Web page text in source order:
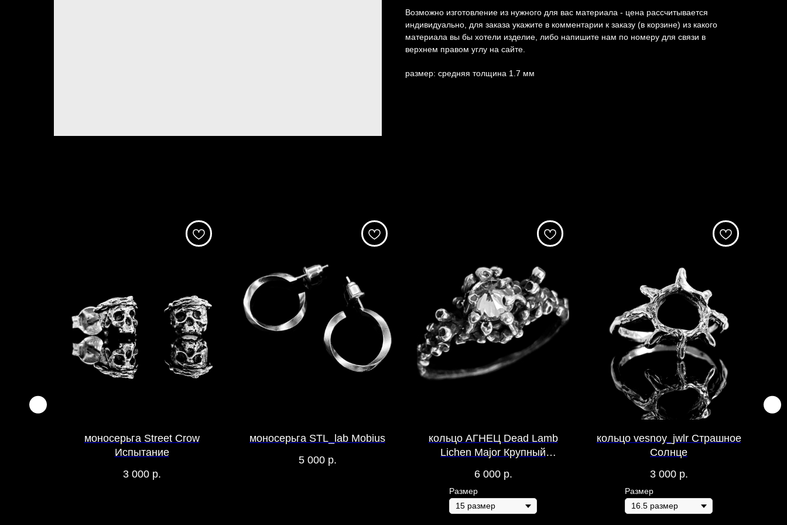
Возможно изготовление из нужного для вас материала - цена рассчитывается
индивидуально, для заказа укажите в комментарии к заказу (в корзине) из какого
материала вы бы хотели изделие, либо напишите нам по номеру для связи в
верхнем правом углу на сайте.
размер: средняя толщина 1.7 мм
моносерьга Street Crow
Испытание
3 000 р.
моносерьга STL_lab Mobius
5 000 р.
кольцо АГНЕЦ Dead Lamb
Lichen Major Крупный
Фианит
6 000 р.
Размер
кольцо vesnoy_jwlr Страшное
Солнце
3 000 р.
Размер